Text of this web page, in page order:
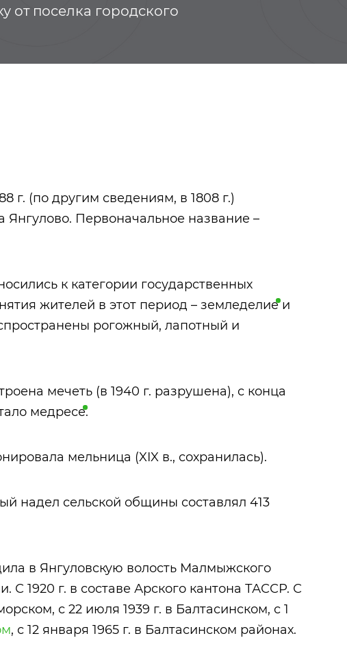
от поселка городского
г. (по другим сведениям, в 1808 г.)
Янгулово. Первоначальное название –
к категории государственных
жителей в этот период – земледелиеи
рогожный, лапотный и
мечеть (в 1940 г. разрушена), с конца
медресе.
мельница (XIX в., сохранилась).
надел сельской общины составлял 413
в Янгуловскую волость Малмыжского
С 1920 г. в составе Арского кантона ТАССР. С
с 22 июля 1939 г. в Балтасинском, с 1
, с 12 января 1965 г. в Балтасинском районах.